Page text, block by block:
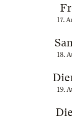
17.
18.
19.